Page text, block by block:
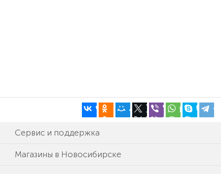
Сервис и поддержка
Магазины в Новосибирске